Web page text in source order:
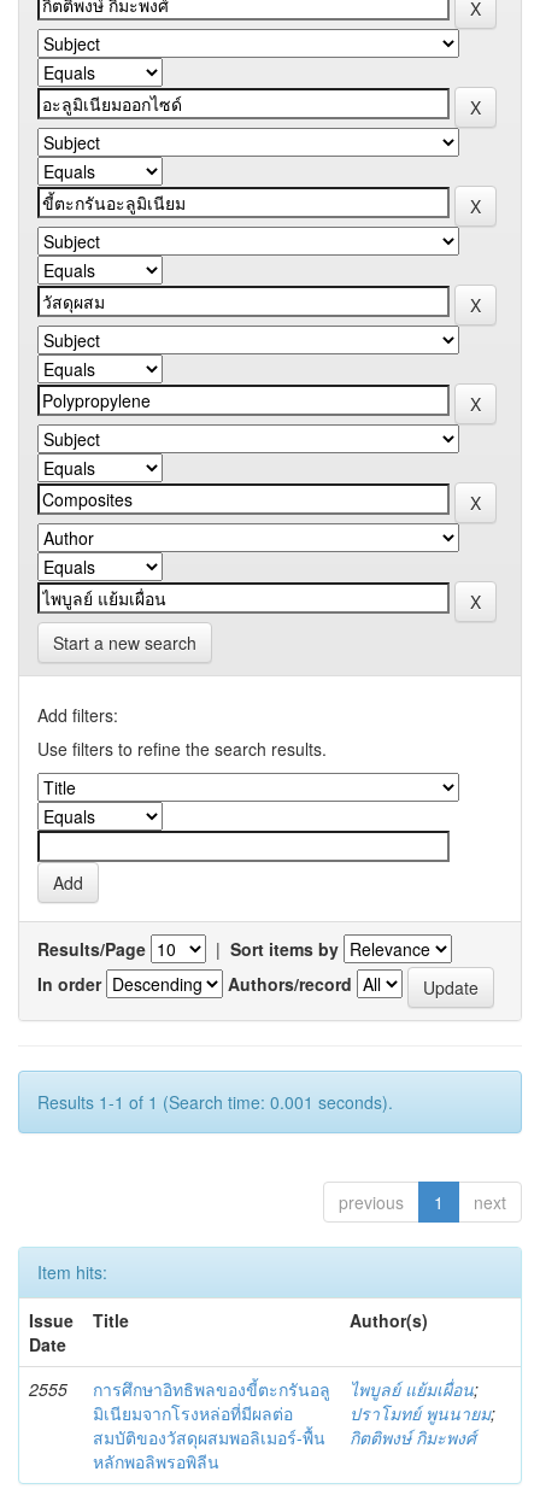
Start a new search
Add filters:
Use filters to refine the search results.
Results/Page | Sort items by
In order
Authors/record
Results 1-1 of 1 (Search time: 0.001 seconds).
previous 1 next
Item hits:
Issue
Date
Title Author(s)
2555
การศึกษาอิทธิพลของขี้ตะกรันอลู
มิเนียมจากโรงหล่อที่มีผลต่อ
สมบัติของวัสดุผสมพอลิเมอร์-พื้น
หลักพอลิพรอพิลีน
ไพบูลย์ แย้มเผื่อน;
ปราโมทย์ พูนนายม;
กิตติพงษ์ กิมะพงศ์